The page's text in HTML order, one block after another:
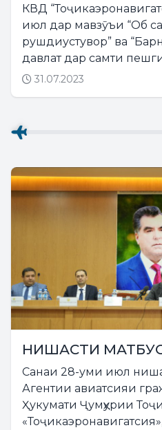
КВД
июл дар мавзӯъи “Об
рушдиустувор” ва
давлат дар самти
баргузор гардид....
31.07.2023
НИШАСТИ
Санаи 28-уми июл
Агентии авиатсияи
Ҳукумати Ҷумҳурии